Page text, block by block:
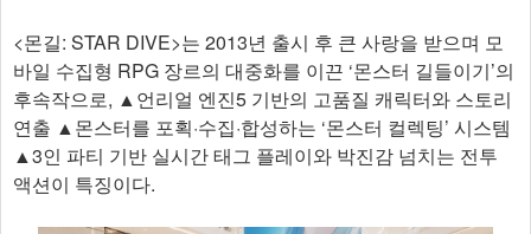
<몬길: STAR DIVE>는 2013년 출시 후 큰 사랑을 받으며 모
바일 수집형 RPG 장르의 대중화를 이끈 ‘몬스터 길들이기’의
후속작으로, ▲언리얼 엔진5 기반의 고품질 캐릭터와 스토리
연출 ▲몬스터를 포획·수집·합성하는 ‘몬스터 컬렉팅’ 시스템
▲3인 파티 기반 실시간 태그 플레이와 박진감 넘치는 전투
액션이 특징이다.